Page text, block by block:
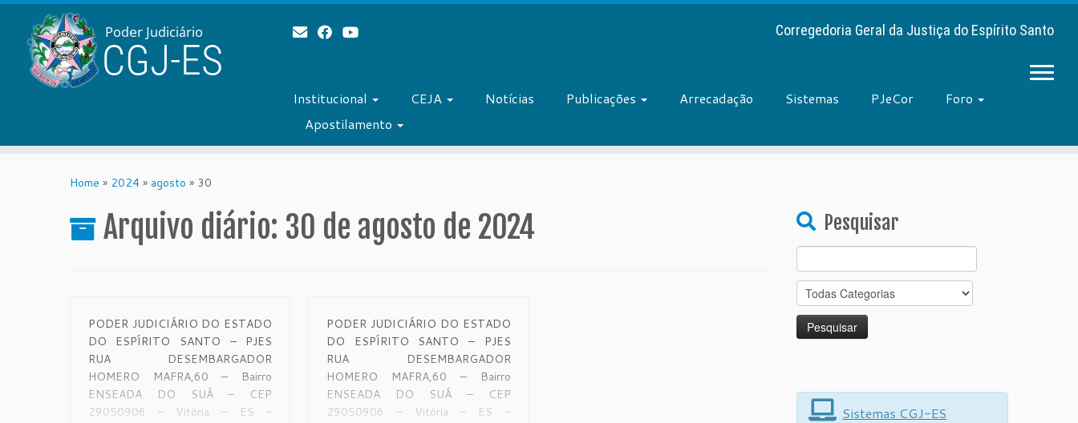
Corregedoria Geral da Justiça do Espírito Santo
Institucional CEJA Notícias Publicações Arrecadação Sistemas PJeCor
Foro
Apostilamento
Home » 2024 » agosto » 30
Arquivo diário: 30 de agosto de 2024
PODER JUDICIÁRIO DO ESTADO
DO ESPÍRITO SANTO – PJES
RUA DESEMBARGADOR
HOMERO MAFRA,60 – Bairro
ENSEADA DO SUÁ – CEP
29050906 – Vitória – ES –
PODER JUDICIÁRIO DO ESTADO
DO ESPÍRITO SANTO – PJES
RUA DESEMBARGADOR
HOMERO MAFRA,60 – Bairro
ENSEADA DO SUÁ – CEP
29050906 – Vitória – ES –
Pesquisar
for:
Sistemas CGJ-ES